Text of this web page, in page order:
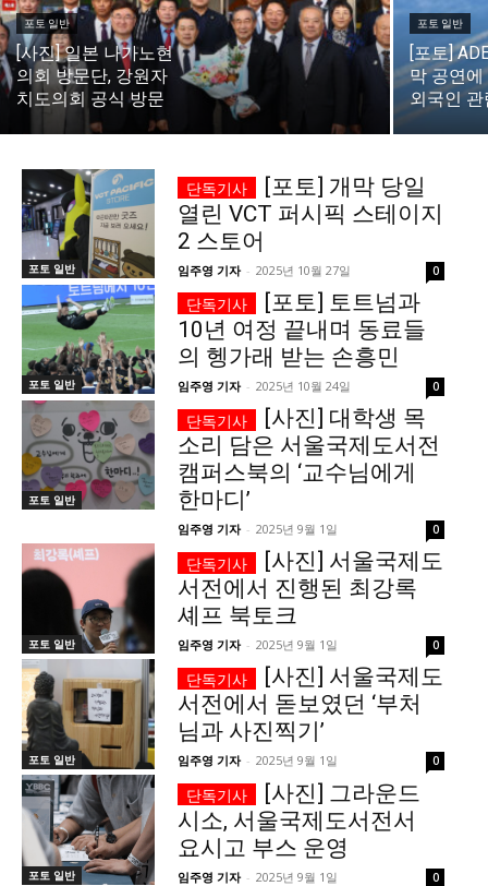
충청지역
세종지역 경상지역
전라지역
제주지역
부산/울산 대전지역 지방정가
ENG 日文
자유게시판 미니게임
서비스 & 앱
수완뉴스 추천 서비스
스토어 수완 키즈 청년공감 청라온
이니셔티브
커리어
기자단 참여
저널리즘 바이브
출판서비스
보도자료 작성 서비스
스위프트 하이브
라라프레스
충청지역 세종지역 경상지역
전라지역
제주지역
부산/울산 대전지역 지방정가
ENG 日文
자유게시판 미니게임
서비스 & 앱
수완뉴스 추천 서비스
스토어 수완 키즈 청년공감 청라온
이니셔티브
커리어
기자단 참여
저널리즘 바이브
출판서비스
보도자료 작성 서비스
스위프트 하이브
라라프레스
가까운 일상에서, 수완뉴스를 만나세요
포토 일반
[사진] 일본 나가노현
의회 방문단, 강원자
치도의회 공식 방문
포토 일반
[포토]
막 공연
외국인
포토 일반
[포토] 개막 당일
열린 VCT 퍼시픽 스테이지
2 스토어
임주영 기자 - 2025년 10월 27일 0
포토 일반
[포토] 토트넘과
10년 여정 끝내며 동료들
의 헹가래 받는 손흥민
임주영 기자 - 2025년 10월 24일 0
포토 일반
[사진] 대학생 목
소리 담은 서울국제도서전
캠퍼스북의 ‘교수님에게
한마디’
임주영 기자 - 2025년 9월 1일 0
포토 일반
[사진] 서울국제도
서전에서 진행된 최강록
셰프 북토크
임주영 기자 - 2025년 9월 1일 0
포토 일반
[사진] 서울국제도
서전에서 돋보였던 ‘부처
님과 사진찍기’
임주영 기자 - 2025년 9월 1일 0
포토 일반
[사진] 그라운드
시소, 서울국제도서전서
요시고 부스 운영
임주영 기자 - 2025년 9월 1일 0